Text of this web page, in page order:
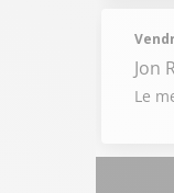
Jon
Le